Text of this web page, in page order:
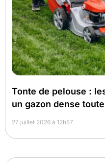
Tonte de pelouse :
un gazon dense toute
27 juillet 2026 à 12h57